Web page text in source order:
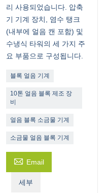
리 사용되었습니다. 압축
기 기계 장치, 염수 탱크
(내부에 얼음 캔 포함) 및
수냉식 타워의 세 가지 주
요 부품으로 구성됩니다.
블록 얼음 기계
10톤 얼음 블록 제조 장
비
얼음 블록 소금물 기계
소금물 얼음 블록 기계
 Email
세부